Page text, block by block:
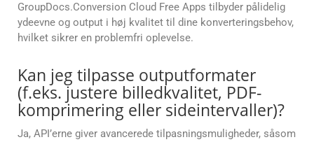
GroupDocs.Conversion Cloud Free Apps tilbyder pålidelig
ydeevne og output i høj kvalitet til dine konverteringsbehov,
hvilket sikrer en problemfri oplevelse.
Kan jeg tilpasse outputformater
(f.eks. justere billedkvalitet, PDF-
komprimering eller sideintervaller)?
Ja, API’erne giver avancerede tilpasningsmuligheder, såsom